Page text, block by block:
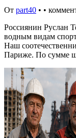
От part40 • •
Россиянин Руслан
водным видам
Наш
Париже. По сумме